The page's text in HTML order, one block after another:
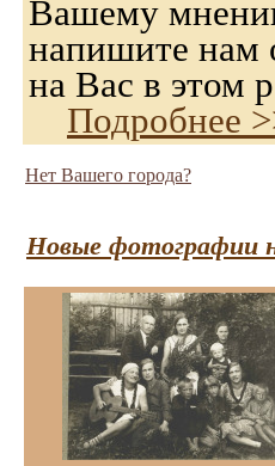
Вашему
напишите нам
на Вас в этом
Подробнее
Нет Вашего города?
Новые фотографии